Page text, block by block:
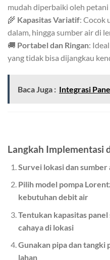
mudah diperbaiki oleh petani
🌾 Kapasitas Variatif: Cocok
dalam, hingga sumber air di
🚚 Portabel dan Ringan:
yang tidak bisa dijangkau
Baca Juga : Integrasi
Langkah Implementasi
Survei lokasi dan sumber
Pilih model pompa
kebutuhan debit air
Tentukan kapasitas
cahaya di lokasi
Gunakan pipa dan tangki
lahan